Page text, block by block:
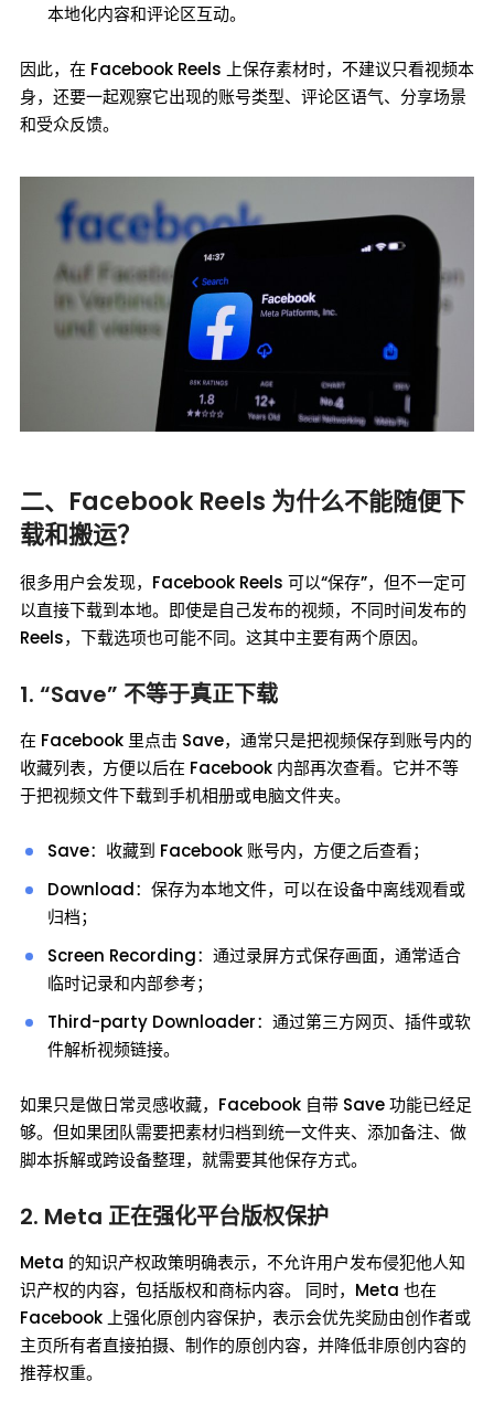
本地化内容和评论区互动。
因此，在 Facebook Reels 上保存素材时，不建议只看视频本
身，还要一起观察它出现的账号类型、评论区语气、分享场景
和受众反馈。
二、Facebook Reels 为什么不能随便下
载和搬运？
很多用户会发现，Facebook Reels 可以“保存”，但不一定可
以直接下载到本地。即使是自己发布的视频，不同时间发布的
Reels，下载选项也可能不同。这其中主要有两个原因。
1. “Save” 不等于真正下载
在 Facebook 里点击 Save，通常只是把视频保存到账号内的
收藏列表，方便以后在 Facebook 内部再次查看。它并不等
于把视频文件下载到手机相册或电脑文件夹。
Save：收藏到 Facebook 账号内，方便之后查看；
Download：保存为本地文件，可以在设备中离线观看或
归档；
Screen Recording：通过录屏方式保存画面，通常适合
临时记录和内部参考；
Third-party Downloader：通过第三方网页、插件或软
件解析视频链接。
如果只是做日常灵感收藏，Facebook 自带 Save 功能已经足
够。但如果团队需要把素材归档到统一文件夹、添加备注、做
脚本拆解或跨设备整理，就需要其他保存方式。
2. Meta 正在强化平台版权保护
Meta 的知识产权政策明确表示，不允许用户发布侵犯他人知
识产权的内容，包括版权和商标内容。 同时，Meta 也在
Facebook 上强化原创内容保护，表示会优先奖励由创作者或
主页所有者直接拍摄、制作的原创内容，并降低非原创内容的
推荐权重。